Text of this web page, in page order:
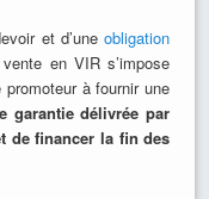
et d’uneobligation
en VIR s’impose
promoteur à fournir une
garantie délivrée par
de financer la fin des